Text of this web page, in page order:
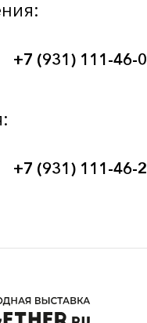
+7 (931) 111-46-
+7 (931) 111-46-